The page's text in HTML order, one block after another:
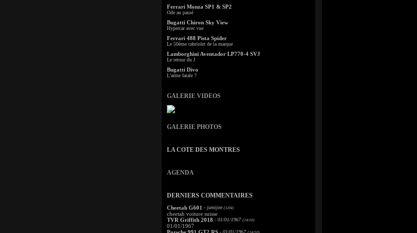
Ferrari Monza SP1 & SP2
Ode au passé
Bugatti Chiron Sky View
Hypercar avec vue
Ferrari 488 Pista Spider
Le 50ème cabriolet de la marque
Lamborghini Aventador LP770-4 SVJ
Le retour du J
Bugatti Divo
L'arme fatale ?
GALERIE VIDEOS
GALERIE PHOTOS
LA COTE DES MONTRES
AGENDA
DERNIERS COMMENTAIRES
Cheetah G601 - jamijoe (5/04)
cheetah voiture suisse
TVR Griffith 2018 - 01/01/1967 (14/10)
01/01/1967
- 01/01/1967